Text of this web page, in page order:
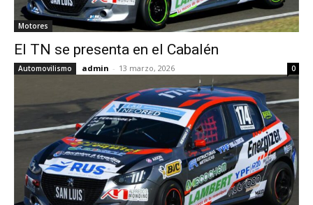
Motores
El TN se presenta en el Cabalén
Automovilismo admin - 13 marzo, 2026 0